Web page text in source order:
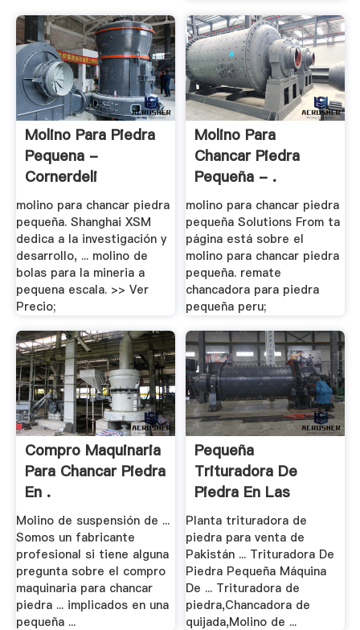
Molino Para Piedra
Pequena -
Cornerdeli
molino para chancar piedra
pequeña. Shanghai XSM
dedica a la investigación y
desarrollo, ... molino de
bolas para la mineria a
pequena escala. >> Ver
Precio;
Molino Para
Chancar Piedra
Pequeña - .
molino para chancar piedra
pequeña Solutions From ta
página está sobre el
molino para chancar piedra
pequeña. remate
chancadora para piedra
pequeña peru;
Compro Maquinaria
Para Chancar Piedra
En .
Molino de suspensión de ...
Somos un fabricante
profesional si tiene alguna
pregunta sobre el compro
maquinaria para chancar
piedra ... implicados en una
pequeña ...
Pequeña
Trituradora De
Piedra En Las
Pilippines
Planta trituradora de
piedra para venta de
Pakistán ... Trituradora De
Piedra Pequeña Máquina
De ... Trituradora de
piedra,Chancadora de
quijada,Molino de ...